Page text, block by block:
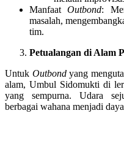
ManfaatOutbond:
masalah,
tim.
Petualangan di Alam
Untuk Outbondyang
alam, Umbul Sidomukti di
yang sempurna. Udara
berbagai wahana menjadi